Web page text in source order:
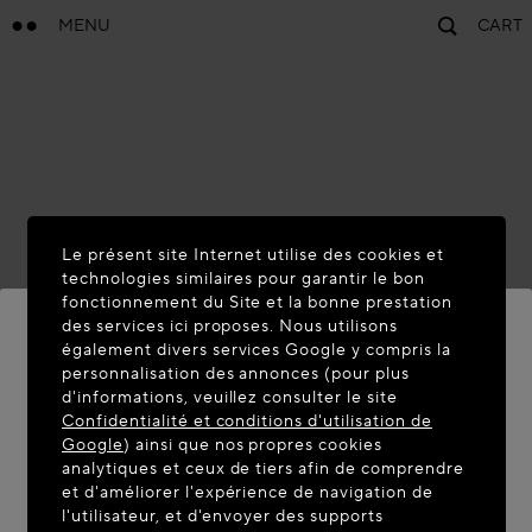
MENU CART
BIENVENUE SUR MAISON-
ALAIA.COM
Vous semblez être dans le pays suivant : United
States. Souhaitez-vous mettre à jour votre
localisation ?
Le présent site Internet utilise des cookies et
technologies similaires pour garantir le bon
fonctionnement du Site et la bonne prestation
des services ici proposes. Nous utilisons
également divers services Google y compris la
personnalisation des annonces (pour plus
d'informations, veuillez consulter le site
Confidentialité et conditions d'utilisation de
Google) ainsi que nos propres cookies
analytiques et ceux de tiers afin de comprendre
et d'améliorer l'expérience de navigation de
l'utilisateur, et d'envoyer des supports